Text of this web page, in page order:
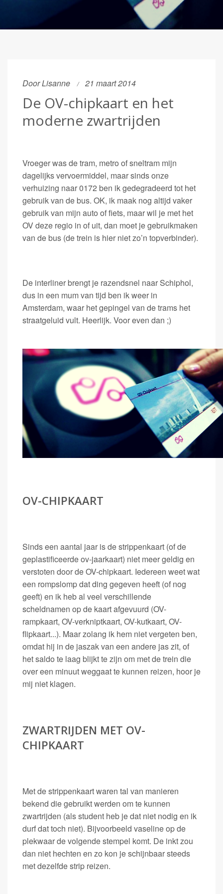
Door Lisanne 21 maart 2014
De OV-chipkaart en het
moderne zwartrijden
Vroeger was de tram, metro of sneltram mijn
dagelijks vervoermiddel, maar sinds onze
verhuizing naar 0172 ben ik gedegradeerd tot het
gebruik van de bus. OK, ik maak nog altijd vaker
gebruik van mijn auto of fiets, maar wil je met het
OV deze regio in of uit, dan moet je gebruikmaken
van de bus (de trein is hier niet zo’n topverbinder).
De interliner brengt je razendsnel naar Schiphol,
dus in een mum van tijd ben ik weer in
Amsterdam, waar het gepingel van de trams het
straatgeluid vult. Heerlijk. Voor even dan ;)
OV-CHIPKAART
Sinds een aantal jaar is de strippenkaart (of de
geplastificeerde ov-jaarkaart) niet meer geldig en
verstoten door de OV-chipkaart. Iedereen weet wat
een rompslomp dat ding gegeven heeft (of nog
geeft) en ik heb al veel verschillende
scheldnamen op de kaart afgevuurd (OV-
rampkaart, OV-verkniptkaart, OV-kutkaart, OV-
flipkaart...). Maar zolang ik hem niet vergeten ben,
omdat hij in de jaszak van een andere jas zit, of
het saldo te laag blijkt te zijn om met de trein die
over een minuut weggaat te kunnen reizen, hoor je
mij niet klagen.
ZWARTRIJDEN MET OV-
CHIPKAART
Met de strippenkaart waren tal van manieren
bekend die gebruikt werden om te kunnen
zwartrijden (als student heb je dat niet nodig en ik
durf dat toch niet). Bijvoorbeeld vaseline op de
plekwaar de volgende stempel komt. De inkt zou
dan niet hechten en zo kon je schijnbaar steeds
met dezelfde strip reizen.